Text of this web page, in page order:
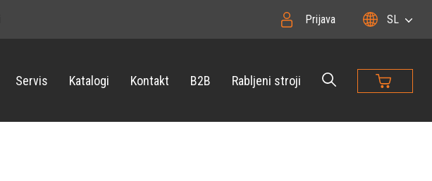
Prijava SL
Servis Katalogi Kontakt B2B Rabljeni stroji